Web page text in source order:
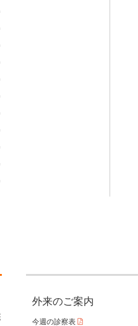
外来のご案内
今週の診察表